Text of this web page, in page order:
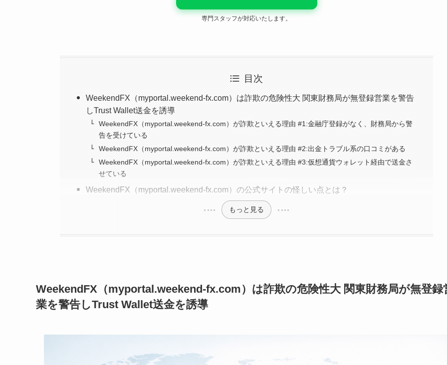
専門スタッフが対応いたします。
目次
WeekendFX（myportal.weekend-fx.com）は詐欺の危険性大 関東財務局が無登録営業を警告
しTrust Wallet送金を誘導
WeekendFX（myportal.weekend-fx.com）が詐欺といえる理由 #1:金融庁登録がなく、財務局から警
告を受けている
WeekendFX（myportal.weekend-fx.com）が詐欺といえる理由 #2:出金トラブル系の口コミがある
WeekendFX（myportal.weekend-fx.com）が詐欺といえる理由 #3:仮想通貨ウォレット経由で送金さ
せている
WeekendFX（myportal.weekend-fx.com）の公式サイトの怪しい点とは？
もっと見る
WeekendFX（myportal.weekend-fx.com）は詐欺の危険性大 関東財務局が無登録
業を警告しTrust Wallet送金を誘導